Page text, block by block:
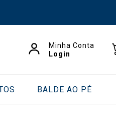
Minha Conta
Login
BALDE AO PÉ